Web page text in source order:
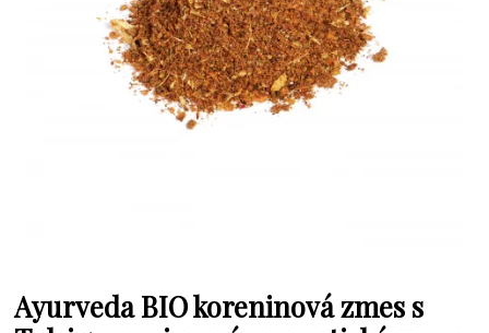
Ayurveda BIO koreninová zmes s